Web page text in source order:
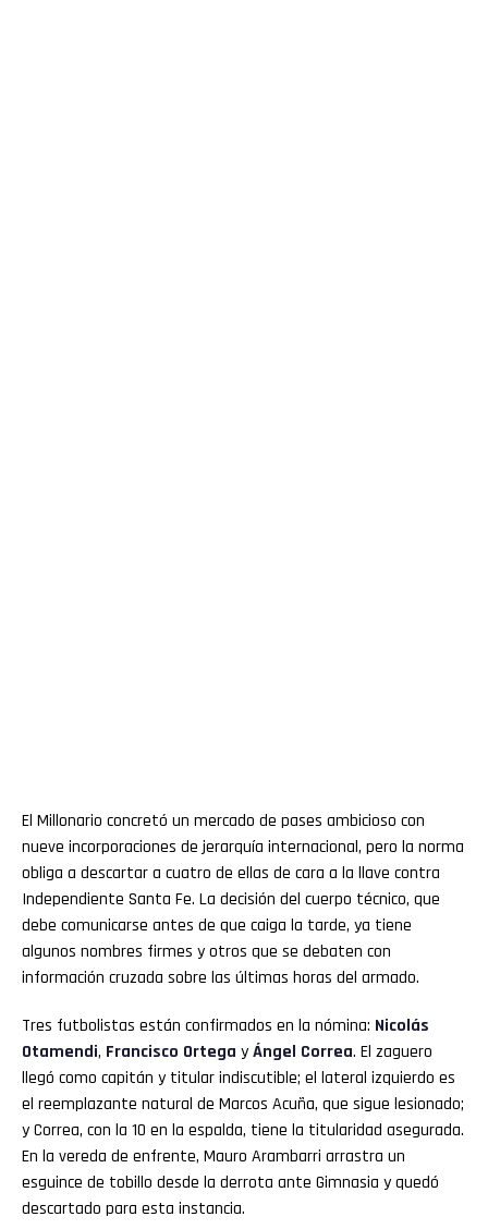
El Millonario concretó un mercado de pases ambicioso con
nueve incorporaciones de jerarquía internacional, pero la norma
obliga a descartar a cuatro de ellas de cara a la llave contra
Independiente Santa Fe. La decisión del cuerpo técnico, que
debe comunicarse antes de que caiga la tarde, ya tiene
algunos nombres firmes y otros que se debaten con
información cruzada sobre las últimas horas del armado.
Tres futbolistas están confirmados en la nómina: Nicolás
Otamendi, Francisco Ortega yÁngel Correa. El zaguero
llegó como capitán y titular indiscutible; el lateral izquierdo es
el reemplazante natural de Marcos Acuña, que sigue lesionado;
y Correa, con la 10 en la espalda, tiene la titularidad asegurada.
En la vereda de enfrente, Mauro Arambarri arrastra un
esguince de tobillo desde la derrota ante Gimnasia y quedó
descartado para esta instancia.